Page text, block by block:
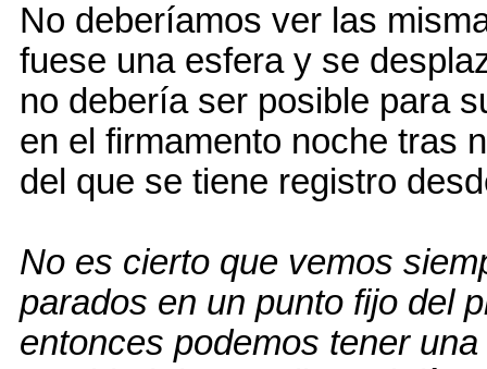
No deberíamos ver las
fuese una esfera y se
no debería ser posible para
en el firmamento noche tras
del que se tiene registro
No es cierto que vemos
parados en un punto fijo del
entonces podemos tener